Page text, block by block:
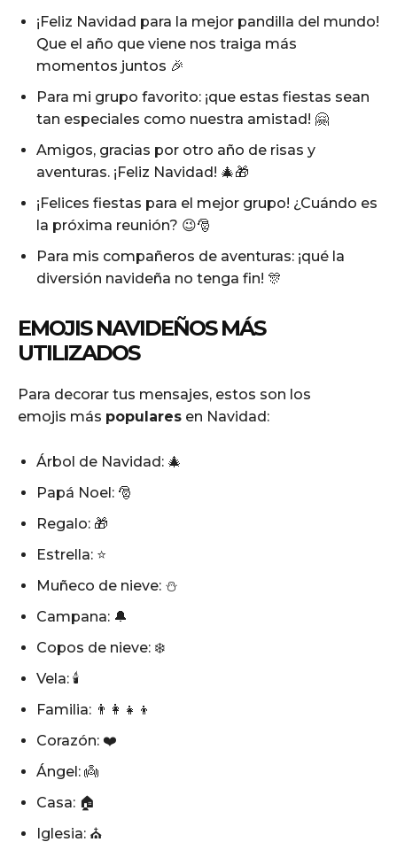
¡Feliz Navidad para la mejor pandilla del mundo!
Que el año que viene nos traiga más
momentos juntos 🎉
Para mi grupo favorito: ¡que estas fiestas sean
tan especiales como nuestra amistad! 🤗
Amigos, gracias por otro año de risas y
aventuras. ¡Feliz Navidad! 🎄🎁
¡Felices fiestas para el mejor grupo! ¿Cuándo es
la próxima reunión? 😉🎅
Para mis compañeros de aventuras: ¡qué la
diversión navideña no tenga fin! 🎊
EMOJIS NAVIDEÑOS MÁS
UTILIZADOS
Para decorar tus mensajes, estos son los
emojis más populares en Navidad:
Árbol de Navidad: 🎄
Papá Noel: 🎅
Regalo: 🎁
Estrella: ⭐
Muñeco de nieve: ⛄
Campana: 🔔
Copos de nieve: ❄️
Vela: 🕯️
Familia: 👨‍👩‍👧‍👦
Corazón: ❤️
Ángel: 👼
Casa: 🏠
Iglesia: ⛪